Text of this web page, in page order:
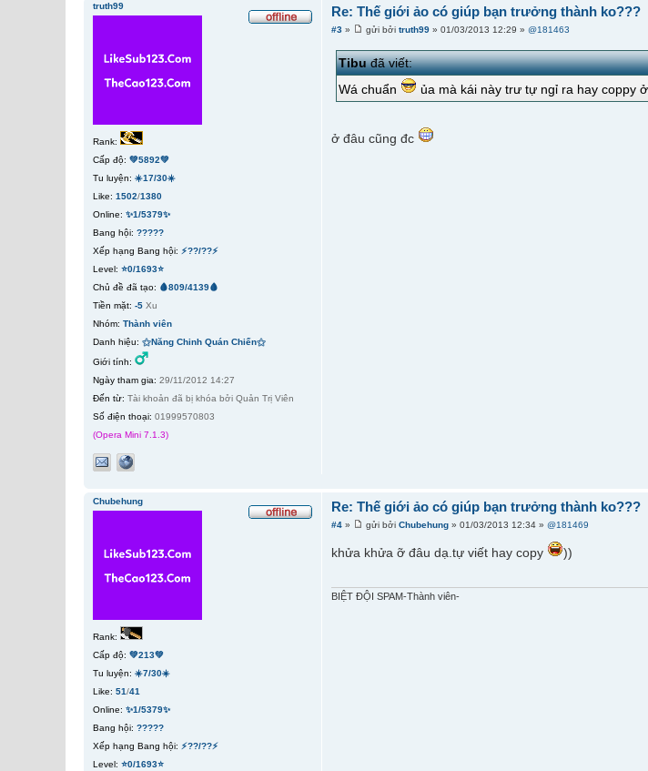
Re: Thế giới ảo có giúp bạn trưởng thành ko???
#3 » gửi bởitruth99 » 01/03/2013 12:29 »@181463
Tibuđã viết:
Wá chuẩn
ủa mà kái này trư tự ngỉ ra hay coppy
ở đâu cũng đc
truth99
Rank:
Cấp độ: 💚5892💚
Tu luyện: ☀️17/30☀️
Like: 1502/1380
Online: ✨1/5379✨
Bang hội: ?????
Xếp hạng Bang hội: ⚡??/??⚡
Level: ⭐0/1693⭐
Chủ đề đã tạo: 🩸809/4139🩸
Tiền mặt: -5 Xu
Nhóm: Thành viên
Danh hiệu: ⚝Năng Chinh Quán Chiến⚝
Giới tính:
Ngày tham gia: 29/11/2012 14:27
Đến từ: Tài khoản đã bị khóa bởi Quản Trị Viên
Số điện thoại: 01999570803
(Opera Mini 7.1.3)
Re: Thế giới ảo có giúp bạn trưởng thành ko???
#4 » gửi bởiChubehung » 01/03/2013 12:34 »@181469
khửa khửa ỡ đâu dạ.tự viết hay copy ))
BIỆT ĐỘI SPAM-Thành viên-
Chubehung
Rank:
Cấp độ: 💚213💚
Tu luyện: ☀️7/30☀️
Like: 51/41
Online: ✨1/5379✨
Bang hội: ?????
Xếp hạng Bang hội: ⚡??/??⚡
Level: ⭐0/1693⭐